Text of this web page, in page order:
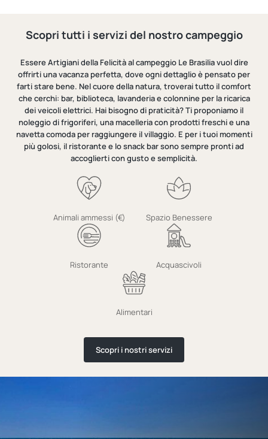
Scopri tutti i servizi del nostro campeggio
Essere Artigiani della Felicità al campeggio Le Brasilia vuol dire
offrirti una vacanza perfetta, dove ogni dettaglio è pensato per
farti stare bene. Nel cuore della natura, troverai tutto il comfort
che cerchi: bar, biblioteca, lavanderia e colonnine per la ricarica
dei veicoli elettrici. Hai bisogno di praticità? Ti proponiamo il
noleggio di frigoriferi, una macelleria con prodotti freschi e una
navetta comoda per raggiungere il villaggio. E per i tuoi momenti
più golosi, il ristorante e lo snack bar sono sempre pronti ad
accoglierti con gusto e semplicità.
Animali ammessi (€) Spazio Benessere
Ristorante Acquascivoli
Alimentari
Scopri i nostri servizi